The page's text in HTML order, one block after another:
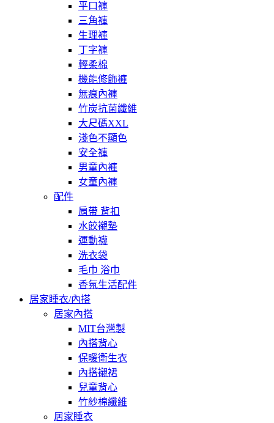
平口褲
三角褲
生理褲
丁字褲
輕柔棉
機能修飾褲
無痕內褲
竹炭抗菌纖維
大尺碼XXL
淺色不顯色
安全褲
男童內褲
女童內褲
配件
肩帶 背扣
水餃襯墊
運動襪
洗衣袋
毛巾 浴巾
香氛生活配件
居家睡衣/內搭
居家內搭
MIT台灣製
內搭背心
保暖衛生衣
內搭襯裙
兒童背心
竹紗棉纖維
居家睡衣